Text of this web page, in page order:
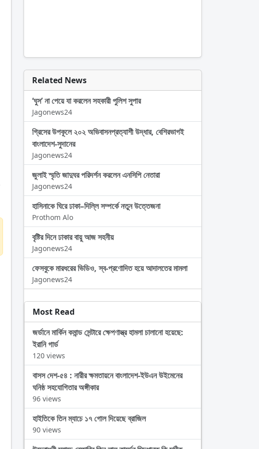
Related News
‘ঘুস’ না পেয়ে যা করলেন সহকারী পুলিশ সুপার
Jagonews24
গ্রিসের উপকূলে ২০২ অভিবাসনপ্রত্যাশী উদ্ধার, বেশিরভাগই
বাংলাদেশ-সুদানের
Jagonews24
জুলাই স্মৃতি জাদুঘর পরিদর্শন করলেন এনসিপি নেতারা
Jagonews24
হাসিনাকে ঘিরে ঢাকা–দিল্লি সম্পর্কে নতুন উত্তেজনা
Prothom Alo
বৃষ্টির দিনে ঢাকার বায়ু আজ সহনীয়
Jagonews24
ফেসবুকে মারধরের ভিডিও, স্ব-প্রণোদিত হয়ে আদালতের মামলা
Jagonews24
Most Read
জর্ডানে মার্কিন কমান্ড সেন্টারে ক্ষেপণাস্ত্র হামলা চালানো হয়েছে:
ইরানি গার্ড
120 views
বাসস দেশ-৫৪ : নারীর ক্ষমতায়নে বাংলাদেশ-ইউএন উইমেনের
ঘনিষ্ঠ সহযোগিতার অঙ্গীকার
96 views
হাইতিকে তিন ম্যাচে ১৭ গোল দিয়েছে ব্রাজিল
90 views